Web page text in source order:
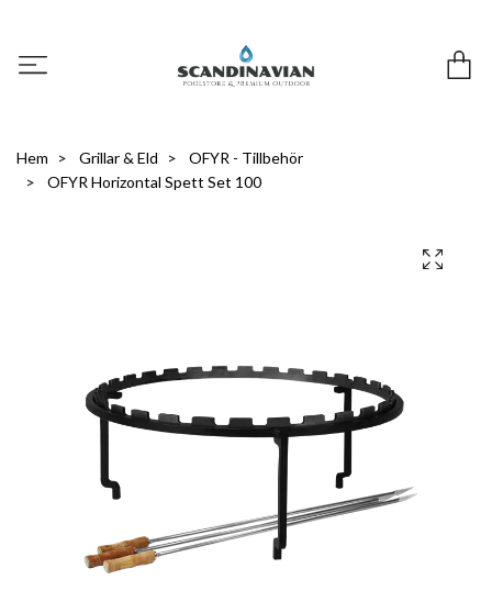
Hem Grillar & Eld
OFYR - Tillbehör
OFYR Horizontal Spett Set 100